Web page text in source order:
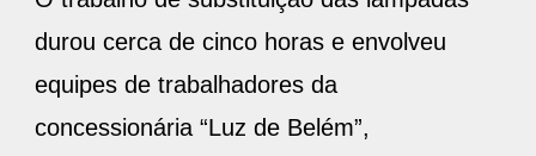
durou cerca de cinco horas e envolveu
equipes de trabalhadores da
concessionária “Luz de Belém”,